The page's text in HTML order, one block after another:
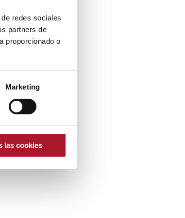
redes sociales
partners de
proporcionado o
Marketing
las cookies